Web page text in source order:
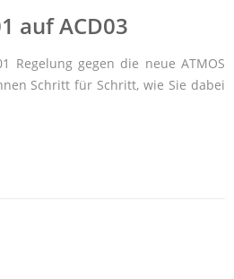
auf ACD03
Regelung gegen die neue ATMOS
Schritt für Schritt, wie Sie dabei